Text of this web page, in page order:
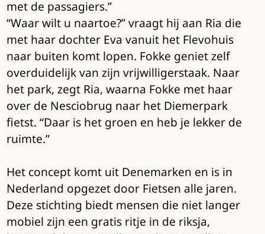
met de passagiers.”
“Waar wilt u naartoe?” vraagt hij aan Ria die
met haar dochter Eva vanuit het Flevohuis
naar buiten komt lopen. Fokke geniet zelf
overduidelijk van zijn vrijwilligerstaak. Naar
het park, zegt Ria, waarna Fokke met haar
over de Nesciobrug naar het Diemerpark
fietst. “Daar is het groen en heb je lekker de
ruimte.”
Het concept komt uit Denemarken en is in
Nederland opgezet door Fietsen alle jaren.
Deze stichting biedt mensen die niet langer
mobiel zijn een gratis ritje in de riksja,